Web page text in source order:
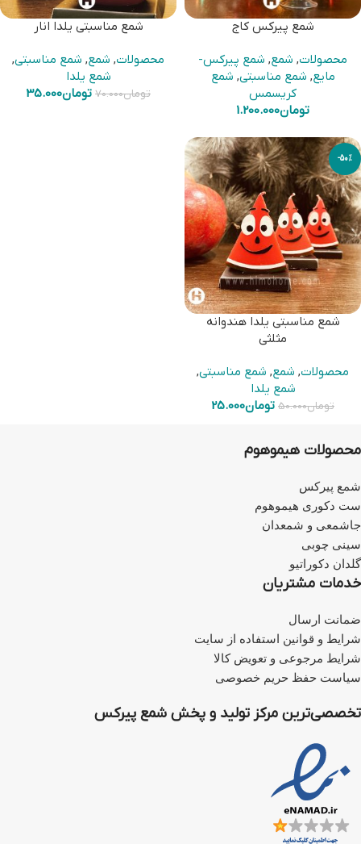
شمع پیرکس کاج
محصولات, شمع, شمع پیرکس-
مایع, شمع مناسبتی, شمع
کریسمس
تومان1.200.000
شمع مناسبتی یلدا انار
محصولات, شمع, شمع مناسبتی,
شمع یلدا
تومان70.000 تومان35.000
-50%
شمع مناسبتی یلدا هندوانه
مثلثی
محصولات, شمع, شمع مناسبتی,
شمع یلدا
تومان50.000 تومان25.000
محصولات هیموهوم
شمع پیرکس
ست دکوری هیموهوم
جاشمعی و شمعدان
سینی چوبی
گلدان دکوراتیو
خدمات مشتریان
ضمانت ارسال
شرایط و قوانین استفاده از سایت
شرایط مرجوعی و تعویض کالا
سیاست حفظ حریم خصوصی
تخصصی‌ترین مرکز تولید و پخش شمع پیرکس